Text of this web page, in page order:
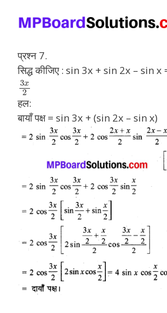
प्रश्न 7.
सिद्ध कीजिए : sin 3x + sin 2x – sin x
3x
2
हल:
बायाँ पक्ष = sin 3x + (sin 2x – sin x)